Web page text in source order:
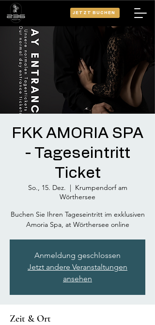
JETZT BUCHEN
FKK AMORIA SPA
- Tageseintritt
Ticket
So., 15. Dez.
  |
Krumpendorf am
Wörthersee
Buchen Sie Ihren Tageseintritt im exklusiven
Amoria Spa, at Wörthersee online
Anmeldung geschlossen
Jetzt andere Veranstaltungen
ansehen
Zeit & Ort